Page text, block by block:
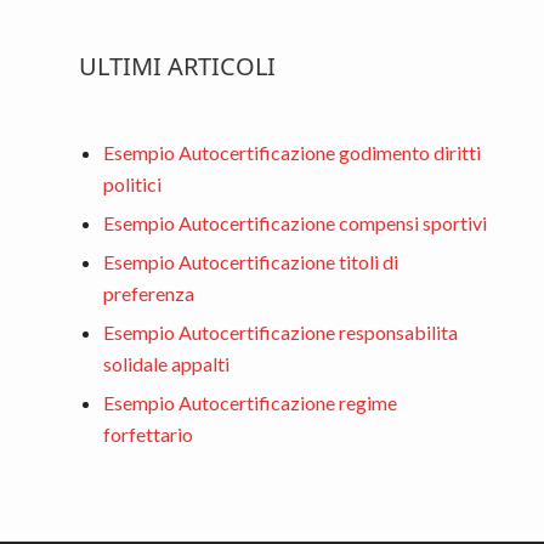
ULTIMI ARTICOLI
Esempio Autocertificazione godimento diritti
politici
Esempio Autocertificazione compensi sportivi
Esempio Autocertificazione titoli di
preferenza
Esempio Autocertificazione responsabilita
solidale appalti
Esempio Autocertificazione regime
forfettario